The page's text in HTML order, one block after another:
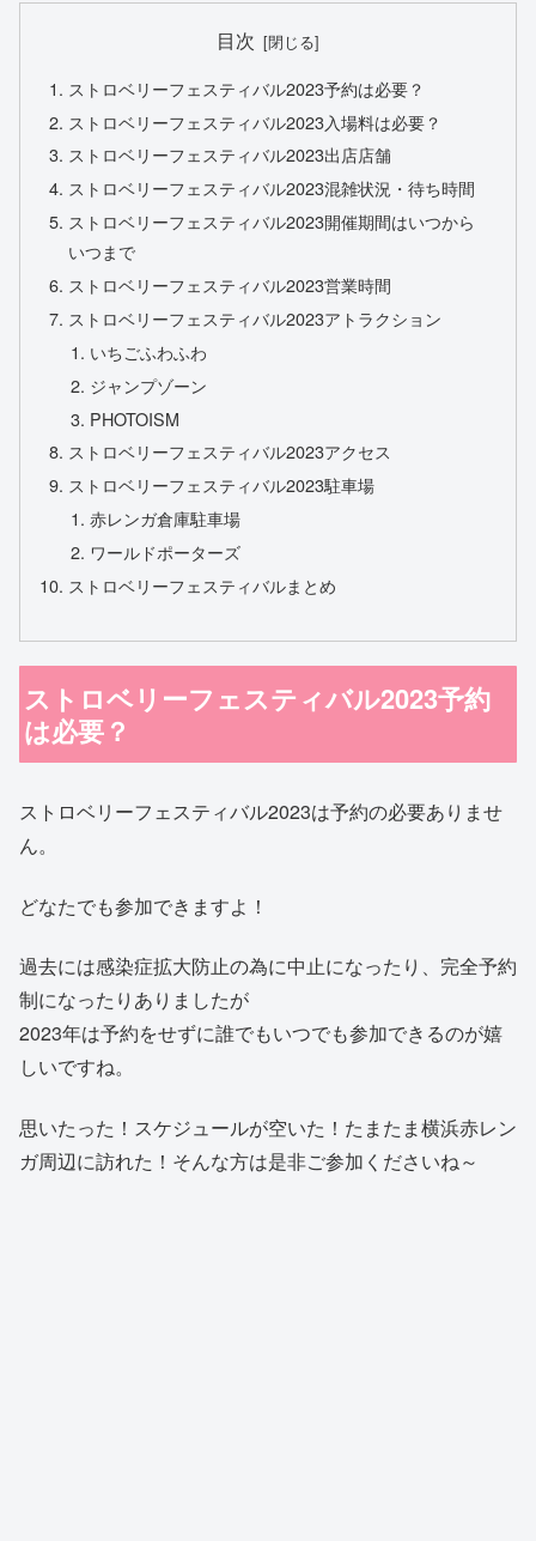
目次
ストロベリーフェスティバル2023予約は必要？
ストロベリーフェスティバル2023入場料は必要？
ストロベリーフェスティバル2023出店店舗
ストロベリーフェスティバル2023混雑状況・待ち時間
ストロベリーフェスティバル2023開催期間はいつから
いつまで
ストロベリーフェスティバル2023営業時間
ストロベリーフェスティバル2023アトラクション
いちごふわふわ
ジャンプゾーン
PHOTOISM
ストロベリーフェスティバル2023アクセス
ストロベリーフェスティバル2023駐車場
赤レンガ倉庫駐車場
ワールドポーターズ
ストロベリーフェスティバルまとめ
ストロベリーフェスティバル2023予約
は必要？
ストロベリーフェスティバル2023は予約の必要ありませ
ん。
どなたでも参加できますよ！
過去には感染症拡大防止の為に中止になったり、完全予約
制になったりありましたが
2023年は予約をせずに誰でもいつでも参加できるのが嬉
しいですね。
思いたった！スケジュールが空いた！たまたま横浜赤レン
ガ周辺に訪れた！そんな方は是非ご参加くださいね～